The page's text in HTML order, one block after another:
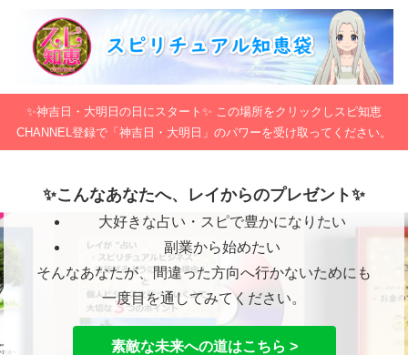
✨神吉日・大明日の日にスタート✨ この場所をクリックしスピ知恵
CHANNEL登録で「神吉日・大明日」のパワーを受け取ってください。
✨こんなあなたへ、レイからのプレゼント✨
大好きな占い・スピで豊かになりたい
副業から始めたい
そんなあなたが、間違った方向へ行かないためにも
一度目を通してみてください。
素敵な未来への道はこちら >